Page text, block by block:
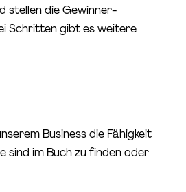
stellen die Gewinner-
Schritten gibt es weitere
Business die Fähigkeit
sind im Buch zu finden oder